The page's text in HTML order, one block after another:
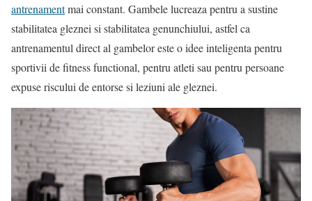
antrenamentmai constant. Gambele lucreaza pentru a sustine
stabilitatea gleznei si stabilitatea genunchiului, astfel ca
antrenamentul direct al gambelor este o idee inteligenta pentru
sportivii de fitness functional, pentru atleti sau pentru persoane
expuse riscului de entorse si leziuni ale gleznei.